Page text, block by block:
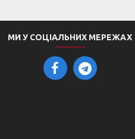
МИ У СОЦІАЛЬНИХ МЕРЕЖАХ